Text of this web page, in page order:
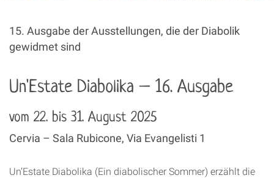
15. Ausgabe der Ausstellungen, die der Diabolik
gewidmet sind
Un'Estate Diabolika – 16. Ausgabe
vom 22. bis 31. August 2025
Cervia – Sala Rubicone, Via Evangelisti 1
Un’Estate Diabolika (Ein diabolischer Sommer) erzählt die